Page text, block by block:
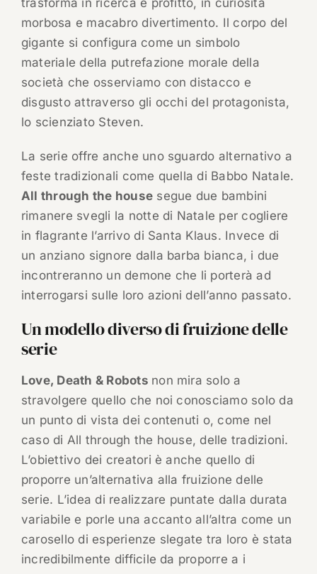
trasforma in ricerca e profitto, in curiosità
morbosa e macabro divertimento. Il corpo del
gigante si configura come un simbolo
materiale della putrefazione morale della
società che osserviamo con distacco e
disgusto attraverso gli occhi del protagonista,
lo scienziato Steven.
La serie offre anche uno sguardo alternativo a
feste tradizionali come quella di Babbo Natale.
All through the house segue due bambini
rimanere svegli la notte di Natale per cogliere
in flagrante l’arrivo di Santa Klaus. Invece di
un anziano signore dalla barba bianca, i due
incontreranno un demone che li porterà ad
interrogarsi sulle loro azioni dell’anno passato.
Un modello diverso di fruizione delle
serie
Love, Death & Robots non mira solo a
stravolgere quello che noi conosciamo solo da
un punto di vista dei contenuti o, come nel
caso di All through the house, delle tradizioni.
L’obiettivo dei creatori è anche quello di
proporre un’alternativa alla fruizione delle
serie. L’idea di realizzare puntate dalla durata
variabile e porle una accanto all’altra come un
carosello di esperienze slegate tra loro è stata
incredibilmente difficile da proporre a i